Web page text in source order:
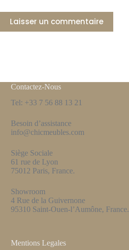
Laisser un commentaire
Contactez-Nous
Tel: +33 7 56 88 13 21
Besoin d’assistance
info@chicmeubles.com
Siège Sociale
61 rue de Lyon
75012 Paris, France.
Showroom
4 Rue de la Guivernone
95310 Saint-Ouen-l’Aumône, France.
Mentions Legales